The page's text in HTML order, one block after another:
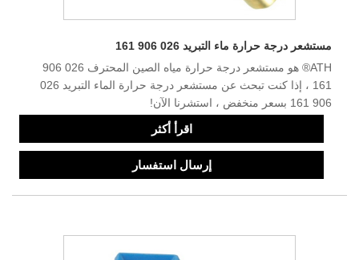
مستشعر درجة حرارة ماء التبريد 026 906 161
ATH® هو مستشعر درجة حرارة مياه الصين المحترف 026 906
161 ، إذا كنت تبحث عن مستشعر درجة حرارة الماء التبريد 026
906 161 بسعر منخفض ، استشرنا الآن!
اقرأ أكثر
إرسال استفسار